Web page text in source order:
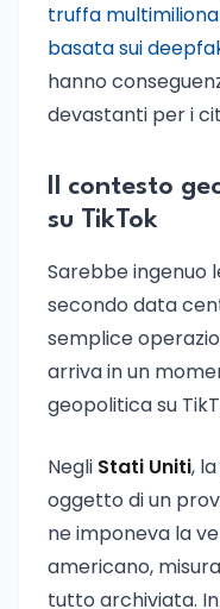
truffa
basata sui
hanno
devastanti per i
Il contesto
su TikTok
Sarebbe ingenuo
secondo data
semplice
arriva in un
geopolitica su
Negli Stati Uniti,
oggetto di un
ne imponeva la
americano,
tutto archiviata. In